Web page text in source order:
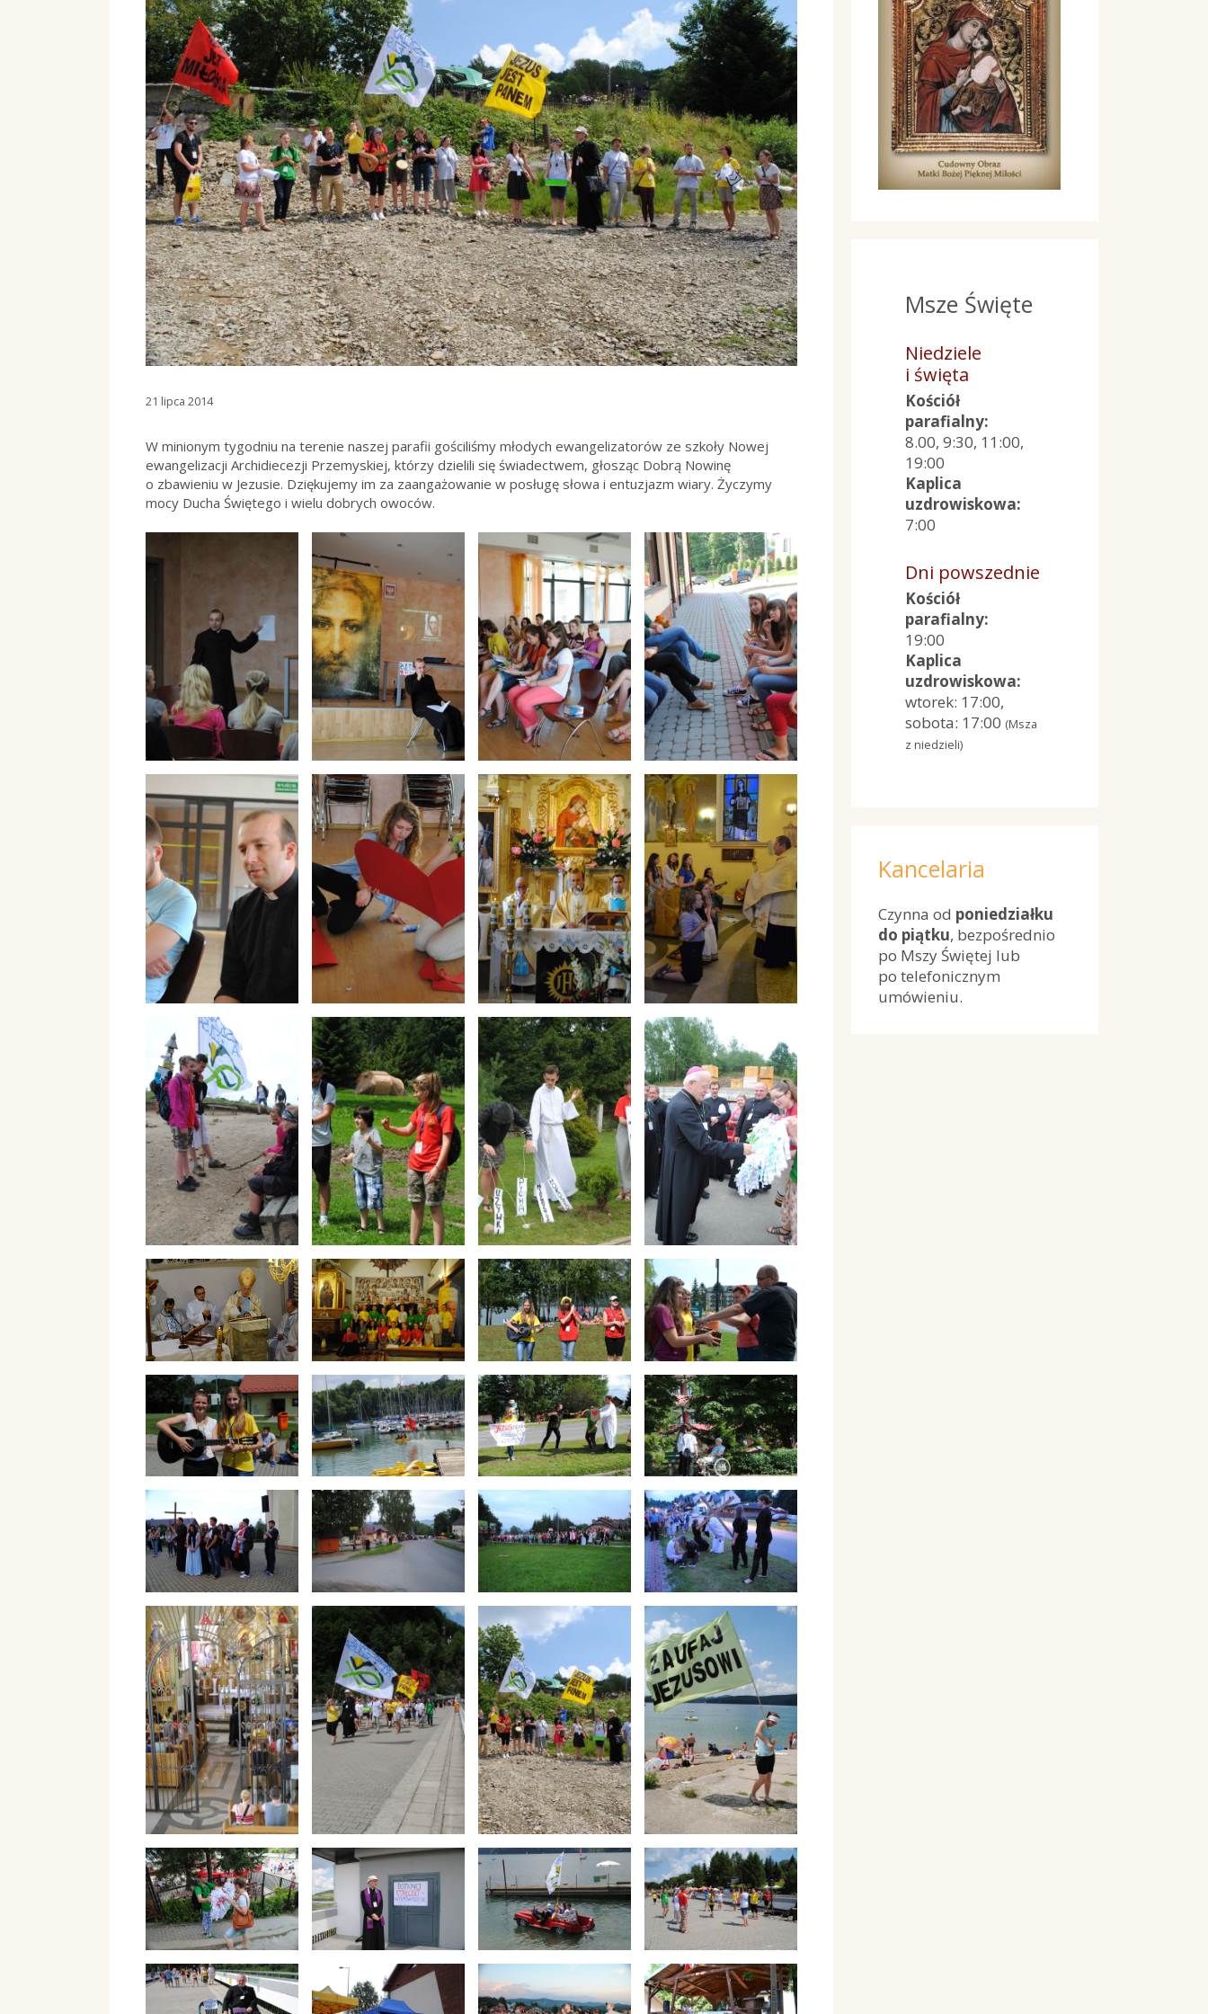
21 lipca 2014
W minionym tygodniu na terenie naszej parafii gościliśmy młodych ewangelizatorów ze szkoły Nowej
ewangelizacji Archidiecezji Przemyskiej, którzy dzielili się świadectwem, głosząc Dobrą Nowinę
o zbawieniu w Jezusie. Dziękujemy im za zaangażowanie w posługę słowa i entuzjazm wiary. Życzymy
mocy Ducha Świętego i wielu dobrych owoców.
Msze Święte
Niedziele
i święta
Kościół
parafialny:
8.00, 9:30, 11:00,
19:00
Kaplica
uzdrowiskowa:
7:00
Dni powszednie
Kościół
parafialny:
19:00
Kaplica
uzdrowiskowa:
wtorek: 17:00,
sobota: 17:00 (Msza
z niedzieli)
Kancelaria
Czynna od poniedziałku
do piątku, bezpośrednio
po Mszy Świętej lub
po telefonicznym
umówieniu.